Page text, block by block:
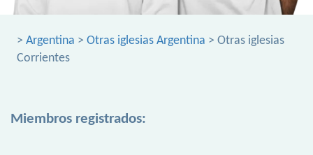
> Argentina > Otras iglesias Argentina > Otras iglesias
Corrientes
Miembros registrados: